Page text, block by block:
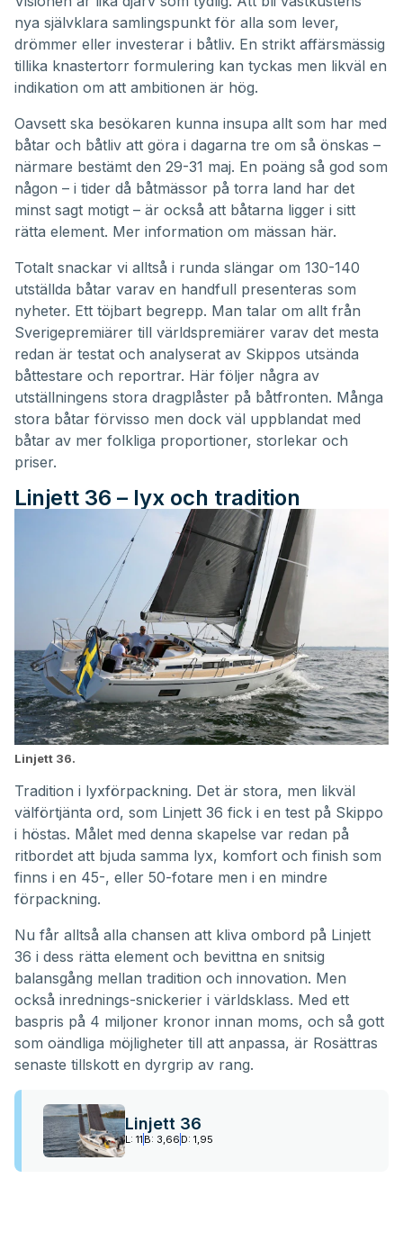
nya självklara samlingspunkt för alla som lever,
drömmer eller investerar i båtliv. En strikt affärsmässig
tillika knastertorr formulering kan tyckas men likväl en
indikation om att ambitionen är hög.
Oavsett ska besökaren kunna insupa allt som har med
båtar och båtliv att göra i dagarna tre om så önskas –
närmare bestämt den 29-31 maj. En poäng så god som
någon – i tider då båtmässor på torra land har det
minst sagt motigt – är också att båtarna ligger i sitt
rätta element. Mer information om mässan här.
Totalt snackar vi alltså i runda slängar om 130-140
utställda båtar varav en handfull presenteras som
nyheter. Ett töjbart begrepp. Man talar om allt från
Sverigepremiärer till världspremiärer varav det mesta
redan är testat och analyserat av Skippos utsända
båttestare och reportrar. Här följer några av
utställningens stora dragplåster på båtfronten. Många
stora båtar förvisso men dock väl uppblandat med
båtar av mer folkliga proportioner, storlekar och
priser.
Linjett 36 – lyx och tradition
Linjett 36.
Tradition i lyxförpackning. Det är stora, men likväl
välförtjänta ord, som Linjett 36 fick i en test på Skippo
i höstas. Målet med denna skapelse var redan på
ritbordet att bjuda samma lyx, komfort och finish som
finns i en 45-, eller 50-fotare men i en mindre
förpackning.
Nu får alltså alla chansen att kliva ombord på Linjett
36 i dess rätta element och bevittna en snitsig
balansgång mellan tradition och innovation. Men
också inrednings-snickerier i världsklass. Med ett
baspris på 4 miljoner kronor innan moms, och så gott
som oändliga möjligheter till att anpassa, är Rosättras
senaste tillskott en dyrgrip av rang.
Linjett 36
L: 11 B: 3,66 D: 1,95